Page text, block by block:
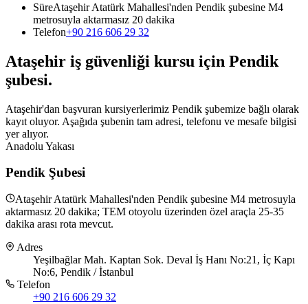
SüreAtaşehir Atatürk Mahallesi'nden Pendik şubesine M4
metrosuyla aktarmasız 20 dakika
Telefon+90 216 606 29 32
Ataşehir iş güvenliği kursu için Pendik
şubesi.
Ataşehir'dan başvuran kursiyerlerimiz Pendik şubemize bağlı olarak
kayıt oluyor. Aşağıda şubenin tam adresi, telefonu ve mesafe bilgisi
yer alıyor.
Anadolu Yakası
Pendik Şubesi
Ataşehir Atatürk Mahallesi'nden Pendik şubesine M4 metrosuyla
aktarmasız 20 dakika; TEM otoyolu üzerinden özel araçla 25-35
dakika arası rota mevcut.
Adres
Yeşilbağlar Mah. Kaptan Sok. Deval İş Hanı No:21, İç Kapı
No:6, Pendik / İstanbul
Telefon
+90 216 606 29 32